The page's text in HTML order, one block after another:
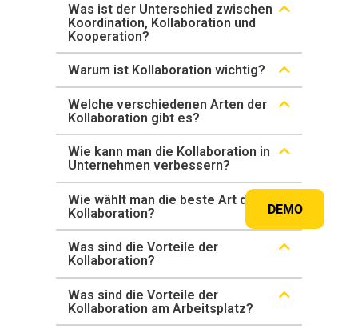
DEMO
Was ist der Unterschied zwischen
Koordination, Kollaboration und
Kooperation?
Warum ist Kollaboration wichtig?
Welche verschiedenen Arten der
Kollaboration gibt es?
Wie kann man die Kollaboration in
Unternehmen verbessern?
Wie wählt man die beste Art der
Kollaboration?
Was sind die Vorteile der
Kollaboration?
Was sind die Vorteile der
Kollaboration am Arbeitsplatz?